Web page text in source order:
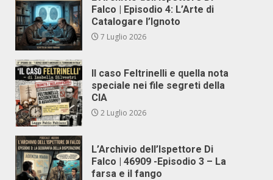
Falco | Episodio 4: L’Arte di
Catalogare l’Ignoto
7 Luglio 2026
Il caso Feltrinelli e quella nota
speciale nei file segreti della
CIA
2 Luglio 2026
L’Archivio dell’Ispettore Di
Falco | 46909 -Episodio 3 – La
farsa e il fango